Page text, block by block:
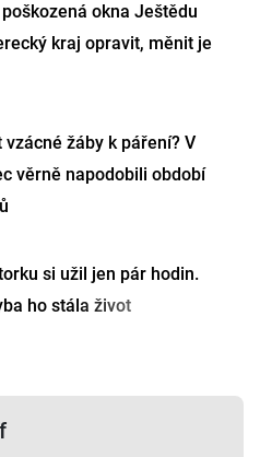
okna Ještědu
kraj opravit, měnit je
žáby k páření? V
věrně napodobili období
si užil jen pár hodin.
ho stála život